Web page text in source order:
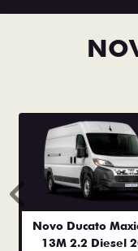
Novo Ducato
13M 2.2 Diesel
Anterior